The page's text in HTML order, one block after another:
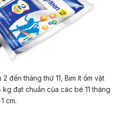
đến tháng thứ 11, Bim ít ốm vặt
đạt chuẩn của các bé 11 tháng
cm.